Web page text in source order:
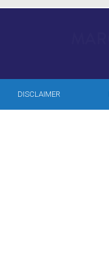
DISCLAIMER